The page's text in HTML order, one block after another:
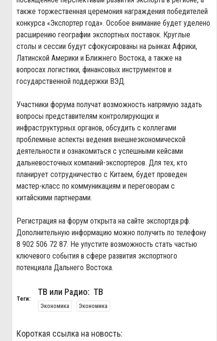
также торжественная церемония награждения победителей
конкурса «Экспортер года». Особое внимание будет уделено
расширению географии экспортных поставок. Круглые
столы и сессии будут сфокусированы на рынках Африки,
Латинской Америки и Ближнего Востока, а также на
вопросах логистики, финансовых инструментов и
государственной поддержки ВЭД.
Участники форума получат возможность напрямую задать
вопросы представителям контролирующих и
инфраструктурных органов, обсудить с коллегами
проблемные аспекты ведения внешнеэкономической
деятельности и ознакомиться с успешными кейсами
дальневосточных компаний-экспортеров. Для тех, кто
планирует сотрудничество с Китаем, будет проведен
мастер-класс по коммуникациям и переговорам с
китайскими партнерами.
Регистрация на форум открыта на сайте экспортдв.рф.
Дополнительную информацию можно получить по телефону
8 902 506 72 87. Не упустите возможность стать частью
ключевого события в сфере развития экспортного
потенциала Дальнего Востока.
Теги:
ТВ или Радио: ТВ
Экономика Экономика
Короткая ссылка на новость: